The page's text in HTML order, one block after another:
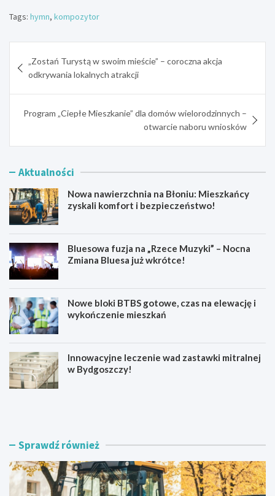
Tags: hymn, kompozytor
wpisu
„Zostań Turystą w swoim mieście” – coroczna akcja
odkrywania lokalnych atrakcji
Program „Ciepłe Mieszkanie” dla domów wielorodzinnych –
otwarcie naboru wniosków
Aktualności
Nowa nawierzchnia na Błoniu: Mieszkańcy
zyskali komfort i bezpieczeństwo!
Bluesowa fuzja na „Rzece Muzyki” – Nocna
Zmiana Bluesa już wkrótce!
Nowe bloki BTBS gotowe, czas na elewację i
wykończenie mieszkań
Innowacyjne leczenie wad zastawki mitralnej
w Bydgoszczy!
N
a
i
e
B
o
a
Sprawdź również